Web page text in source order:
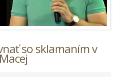
so sklamaním v